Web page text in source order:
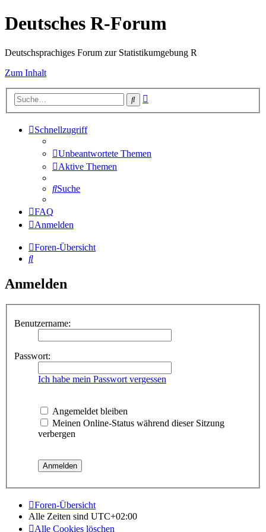
Deutsches R-Forum
Deutschsprachiges Forum zur Statistikumgebung R
Zum Inhalt
Suche
Schnellzugriff
Unbeantwortete Themen
Aktive Themen
Suche
FAQ
Anmelden
Foren-Übersicht
Suche
Anmelden
Benutzername:
Passwort:
Ich habe mein Passwort vergessen
Angemeldet bleiben
Meinen Online-Status während dieser Sitzung
verbergen
Foren-Übersicht
Alle Zeiten sind UTC+02:00
Alle Cookies löschen